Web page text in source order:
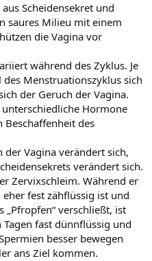
Scheidensekret und
saures Milieu mit einem
die Vagina vor
während des Zyklus. Je
Menstruationszyklus sich
der Geruch der Vagina.
Hormone
Beschaffenheit des
Vagina verändert sich,
verändert sich.
Zervixschleim. Während er
fest zähflüssig ist und
verschließt, ist
fast dünnflüssig und
besser bewegen
ans Ziel kommen.